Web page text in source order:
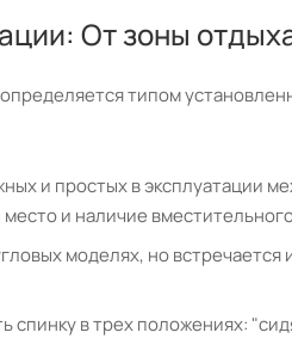
От зоны
типом
и простых в эксплуатации
и наличие
моделях, но
спинку в трех положениях: